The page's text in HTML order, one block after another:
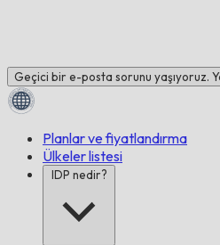
Geçici bir e-posta sorunu yaşıyoruz.
Planlar ve fiyatlandırma
Ülkeler listesi
IDP nedir?